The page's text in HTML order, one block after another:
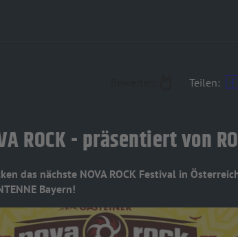
Teilen:
ROCK - präsentiert von
das nächste NOVA ROCK Festival in
Bayern!